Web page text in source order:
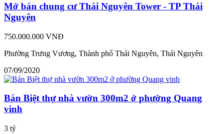
Mở bán chung cư Thái Nguyên Tower - TP Thái
Nguyên
750.000.000 VNĐ
Phường Trưng Vương, Thành phố Thái Nguyên, Thái Nguyên
07/09/2020
Bán Biệt thự nhà vườn 300m2 ở phường Quang
vinh
3 tỷ